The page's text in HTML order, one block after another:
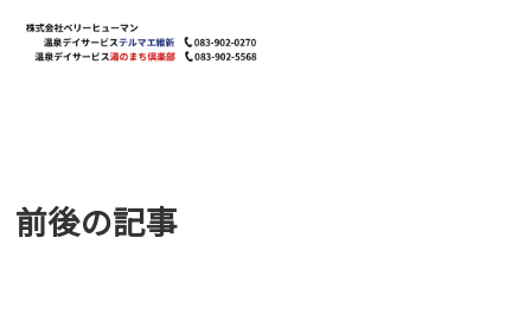
前後の記事